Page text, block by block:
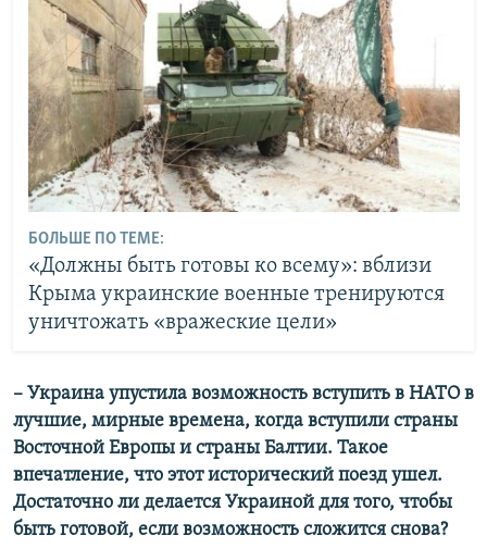
БОЛЬШЕ ПО ТЕМЕ:
«Должны быть готовы ко всему»: вблизи
Крыма украинские военные тренируются
уничтожать «вражеские цели»
– Украина упустила возможность вступить в НАТО в
лучшие, мирные времена, когда вступили страны
Восточной Европы и страны Балтии. Такое
впечатление, что этот исторический поезд ушел.
Достаточно ли делается Украиной для того, чтобы
быть готовой, если возможность сложится снова?